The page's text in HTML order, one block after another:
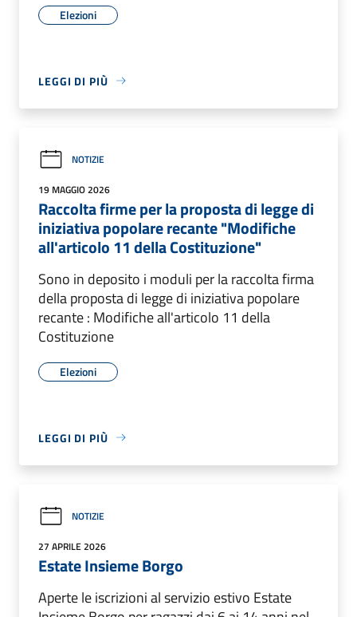
Elezioni
LEGGI DI PIÙ
NOTIZIE
19 MAGGIO 2026
Raccolta firme per la proposta di legge di
iniziativa popolare recante "Modifiche
all'articolo 11 della Costituzione"
Sono in deposito i moduli per la raccolta firma
della proposta di legge di iniziativa popolare
recante : Modifiche all'articolo 11 della
Costituzione
Elezioni
LEGGI DI PIÙ
NOTIZIE
27 APRILE 2026
Estate Insieme Borgo
Aperte le iscrizioni al servizio estivo Estate